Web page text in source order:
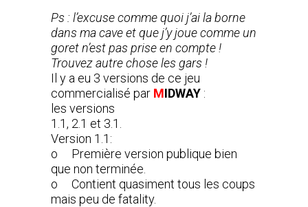
Ps : l’excuse comme quoi j’ai la borne
dans ma cave et que j’y joue comme un
goret n’est pas prise en compte !
Trouvez autre chose les gars !
Il y a eu 3 versions de ce jeu
commercialisé par MIDWAY :
les versions
1.1, 2.1 et 3.1.
Version 1.1:
o Première version publique bien
que non terminée.
o Contient quasiment tous les coups
mais peu de fatality.